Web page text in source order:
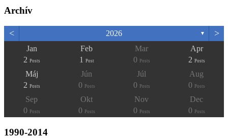
Archív
< 2026 ▼ >
Jan
2 Posts
Feb
1
Post
Mar
0
Posts
Apr
2 Posts
Máj
2 Posts
Jún
0
Posts
Júl
0
Posts
Aug
0
Posts
Sep
0
Posts
Okt
0
Posts
Nov
0
Posts
Dec
0
Posts
1990-2014